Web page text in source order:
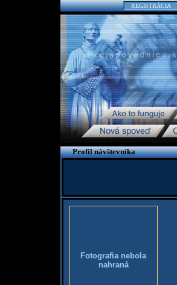
REGISTRÁCIA
Profil návštevníka
Fotografia nebola
nahraná